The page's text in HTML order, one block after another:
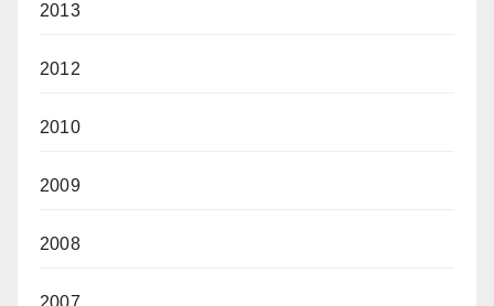
2013
2012
2010
2009
2008
2007